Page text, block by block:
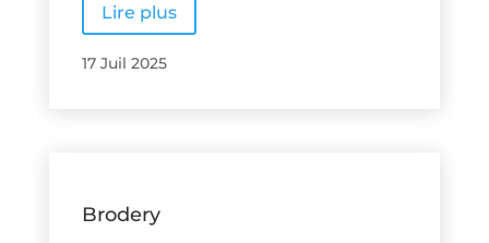
Lire plus
17 Juil 2025
Brodery